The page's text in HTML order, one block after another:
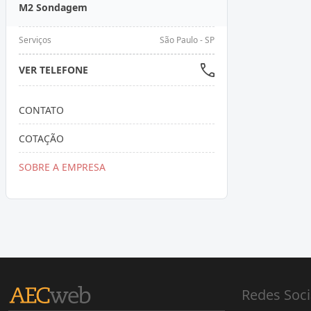
M2 Sondagem
Serviços São Paulo - SP
VER TELEFONE
CONTATO
COTAÇÃO
SOBRE A EMPRESA
Redes